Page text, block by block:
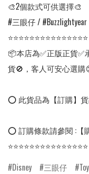
🎨2個款式可供選擇🎨
#三眼仔 / #Buzzlightyear
⭐⭐⭐⭐⭐⭐⭐⭐⭐⭐⭐⭐⭐⭐⭐
📦本店為✅正版正貨
貨🚫，客人可安心選購
⭕ 此貨品為【訂購】貨
⭕ 訂購條款請參閱 :【
⭐⭐⭐⭐⭐⭐⭐⭐⭐⭐⭐⭐⭐⭐⭐
Disney
三眼仔